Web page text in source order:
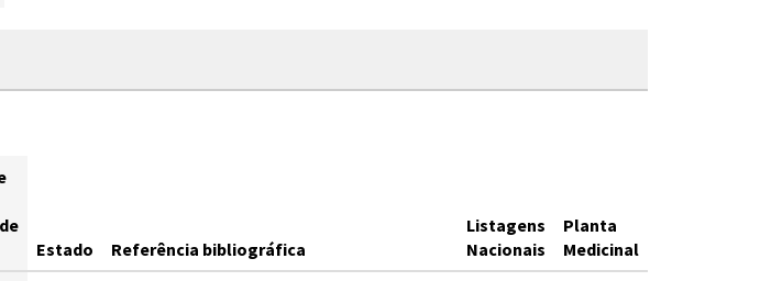
Estado
Referência bibliográfica
Listagens
Nacionais
Planta
Medicinal